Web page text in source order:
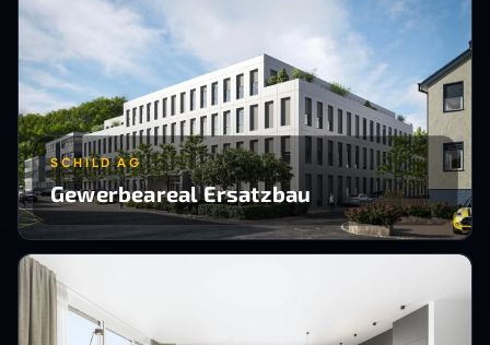
SCHILD AG
Gewerbeareal Ersatzbau